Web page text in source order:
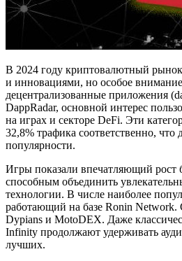
В 2024 году криптовалютный
и инновациями, но особое
децентрализованные приложения
DappRadar, основной интерес
на играх и секторе DeFi. Эти
32,8% трафика соответственно, что
популярности.
Игры показали впечатляющий рост
способным объединить
технологии. В числе наиболее
работающий на базе Ronin
Dypians и MotoDEX. Даже
Infinity продолжают удерживать
лучших.